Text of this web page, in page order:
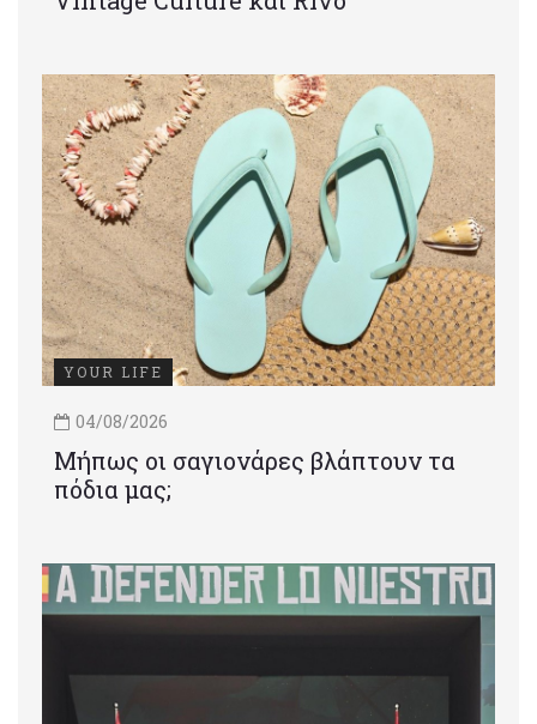
YOUR LIFE
04/08/2026
Μήπως οι σαγιονάρες βλάπτουν τα
πόδια μας;